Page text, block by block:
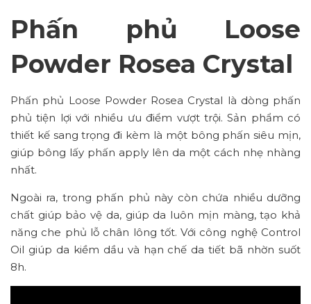
Phấn phủ Loose
Powder Rosea Crystal
Phấn phủ Loose Powder Rosea Crystal là dòng phấn
phủ tiện lợi với nhiều ưu điểm vượt trội. Sản phẩm có
thiết kế sang trọng đi kèm là một bông phấn siêu mịn,
giúp bông lấy phấn apply lên da một cách nhẹ nhàng
nhất.
Ngoài ra, trong phấn phủ này còn chứa nhiều dưỡng
chất giúp bảo vệ da, giúp da luôn mịn màng, tạo khả
năng che phủ lỗ chân lông tốt. Với công nghệ Control
Oil giúp da kiềm dầu và hạn chế da tiết bã nhờn suốt
8h.